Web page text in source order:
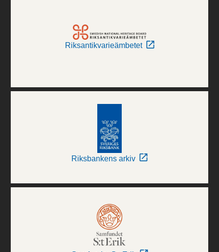
Riksantikvarieämbetet
Riksbankens arkiv